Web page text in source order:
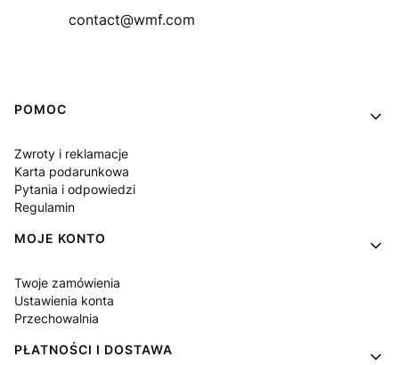
contact@wmf.com
Linki w stopce
POMOC
Zwroty i reklamacje
Karta podarunkowa
Pytania i odpowiedzi
Regulamin
MOJE KONTO
Twoje zamówienia
Ustawienia konta
Przechowalnia
PŁATNOŚCI I DOSTAWA